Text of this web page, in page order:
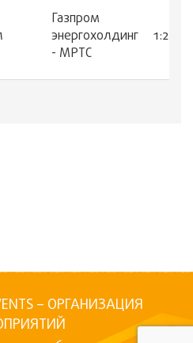
Газпром
энергохолдинг
- МРТС
1:2
– ОРГАНИЗАЦИЯ